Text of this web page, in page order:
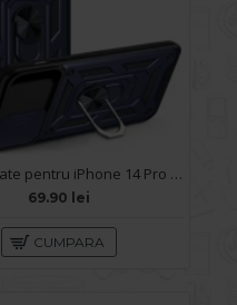
Husa spate pentru iPhone 14 Pro Max - Slide Case Albastru Inchis
69.90 lei
CUMPARA